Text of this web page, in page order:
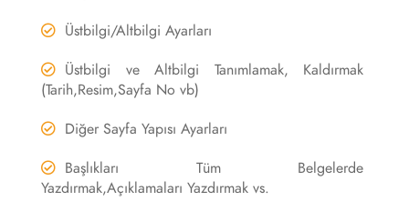
Üstbilgi/Altbilgi Ayarları
Üstbilgi ve Altbilgi Tanımlamak, Kaldırmak
(Tarih,Resim,Sayfa No vb)
Diğer Sayfa Yapısı Ayarları
Başlıkları Tüm Belgelerde
Yazdırmak,Açıklamaları Yazdırmak vs.